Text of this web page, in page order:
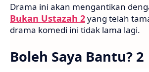
Drama ini akan mengantikan
Bukan Ustazah 2yang telah
drama komedi ini tidak lama lagi.
Boleh Saya Bantu? 2